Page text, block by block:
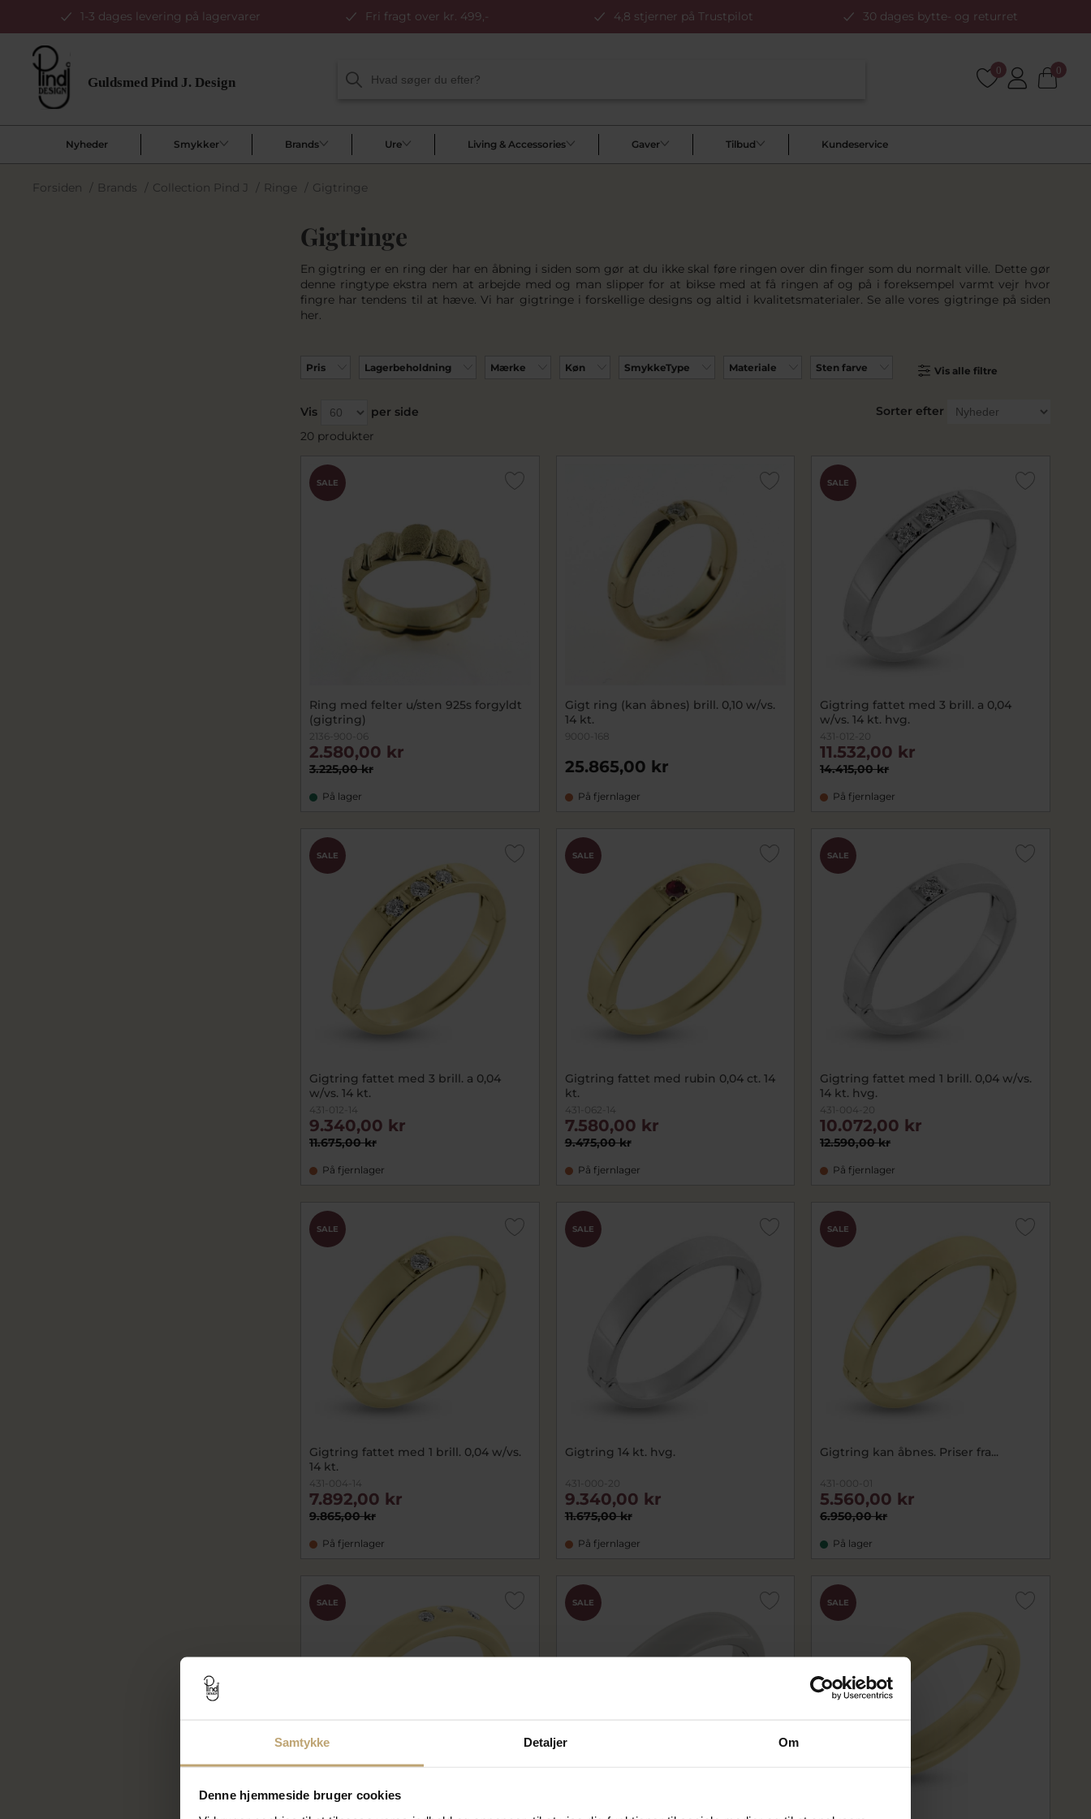
Samtykke Detaljer Om
Denne hjemmeside bruger cookies
1-3 dages levering på lagervarer Fri fragt over kr. 499,- 4,8 stjerner på Trustpilot 30 dages bytte- og returret
0 0
Nyheder Smykker Brands Ure Living & Accessories Gaver Tilbud Kundeservice
Forsiden / Brands / Collection Pind J / Ringe / Gigtringe
Gigtringe
En gigtring er en ring der har en åbning i siden som gør at du ikke skal føre ringen over din finger som du normalt ville. Dette gør
denne ringtype ekstra nem at arbejde med og man slipper for at bikse med at få ringen af og på i foreksempel varmt vejr hvor
fingre har tendens til at hæve. Vi har gigtringe i forskellige designs og altid i kvalitetsmaterialer. Se alle vores gigtringe på siden
her.
Pris Lagerbeholdning Mærke Køn SmykkeType Materiale Sten farve Vis alle filtre
Sorter efter
Vis
per side
20 produkter
SALE
Ring med felter u/sten 925s forgyldt
(gigtring)
2136-900-06
3.225,00 kr
2.580,00 kr
På lager
Gigt ring (kan åbnes) brill. 0,10 w/vs.
14 kt.
9000-168
25.865,00 kr
På fjernlager
SALE
Gigtring fattet med 3 brill. a 0,04
w/vs. 14 kt. hvg.
431-012-20
14.415,00 kr
11.532,00 kr
På fjernlager
SALE
Gigtring fattet med 3 brill. a 0,04
w/vs. 14 kt.
431-012-14
11.675,00 kr
9.340,00 kr
På fjernlager
SALE
Gigtring fattet med rubin 0,04 ct. 14
kt.
431-062-14
9.475,00 kr
7.580,00 kr
På fjernlager
SALE
Gigtring fattet med 1 brill. 0,04 w/vs.
14 kt. hvg.
431-004-20
12.590,00 kr
10.072,00 kr
På fjernlager
SALE
Gigtring fattet med 1 brill. 0,04 w/vs.
14 kt.
431-004-14
9.865,00 kr
7.892,00 kr
På fjernlager
SALE
Gigtring 14 kt. hvg.
431-000-20
11.675,00 kr
9.340,00 kr
På fjernlager
SALE
Gigtring kan åbnes. Priser fra...
431-000-01
6.950,00 kr
5.560,00 kr
På lager
SALE SALE SALE